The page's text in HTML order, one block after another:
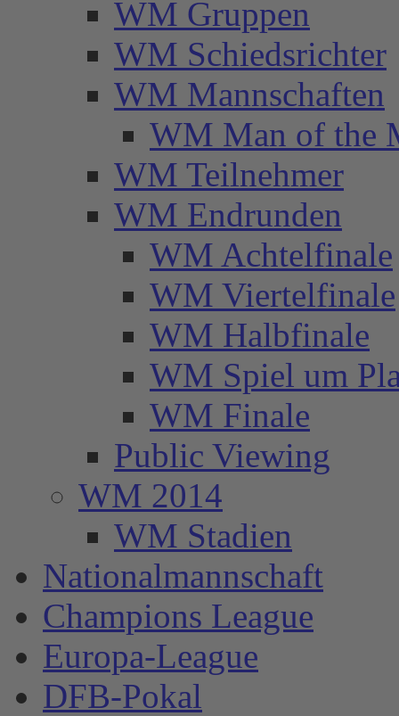
WM Gruppen
WM Schiedsrichter
WM Mannschaften
WM Man of the
WM Teilnehmer
WM Endrunden
WM Achtelfinale
WM Viertelfinale
WM Halbfinale
WM Spiel um
WM Finale
Public Viewing
WM 2014
WM Stadien
Nationalmannschaft
Champions League
Europa-League
DFB-Pokal